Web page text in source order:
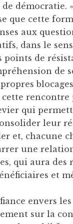
démocratie. »
que cette
aux
dans le
de
de
cette
qui
leur
et, chacune
une
qui aura des
et
envers les
sur la